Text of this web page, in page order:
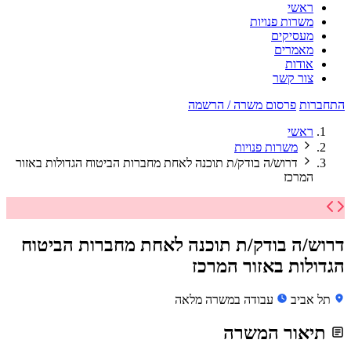
ראשי
משרות פנויות
מעסיקים
מאמרים
אודות
צור קשר
התחברות פרסום משרה / הרשמה
ראשי
משרות פנויות
דרוש/ה בודק/ת תוכנה לאחת מחברות הביטוח הגדולות באזור
המרכז
דרוש/ה בודק/ת תוכנה לאחת מחברות הביטוח
הגדולות באזור המרכז
תל אביב עבודה במשרה מלאה
תיאור המשרה